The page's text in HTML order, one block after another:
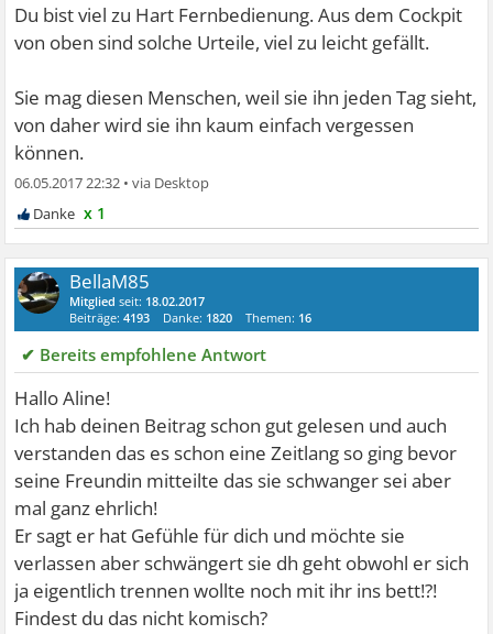
Du bist viel zu Hart Fernbedienung. Aus dem Cockpit
von oben sind solche Urteile, viel zu leicht gefällt.
Sie mag diesen Menschen, weil sie ihn jeden Tag sieht,
von daher wird sie ihn kaum einfach vergessen
können.
06.05.2017 22:32 •
x 1
BellaM85
Mitglied seit: 18.02.2017
Beiträge:4193 Danke: 1820 Themen: 16
✔ Bereits empfohlene Antwort
Hallo Aline!
Ich hab deinen Beitrag schon gut gelesen und auch
verstanden das es schon eine Zeitlang so ging bevor
seine Freundin mitteilte das sie schwanger sei aber
mal ganz ehrlich!
Er sagt er hat Gefühle für dich und möchte sie
verlassen aber schwängert sie dh geht obwohl er sich
ja eigentlich trennen wollte noch mit ihr ins bett!?!
Findest du das nicht komisch?